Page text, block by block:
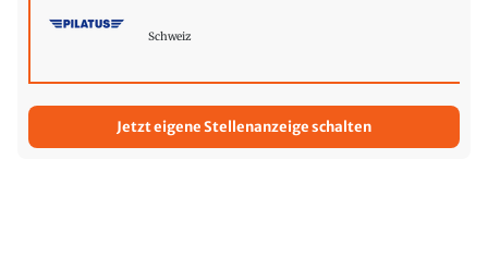
Schweiz
Jetzt eigene Stellenanzeige schalten